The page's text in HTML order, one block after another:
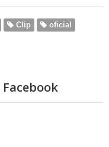
Clip
oficial
Facebook